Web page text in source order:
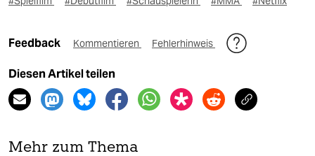
Feedback Kommentieren Fehlerhinweis
Diesen Artikel teilen
Mehr zum Thema